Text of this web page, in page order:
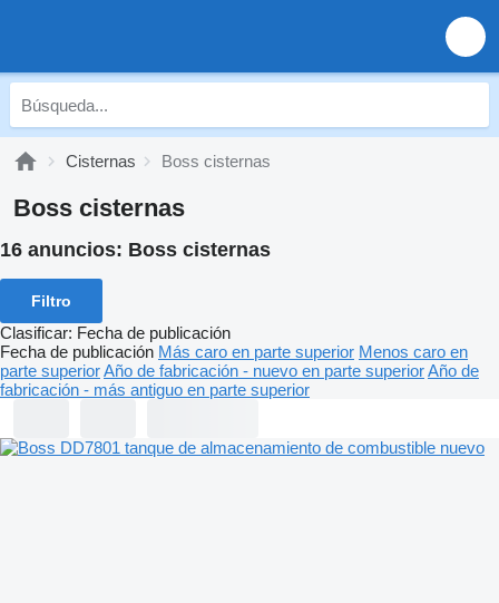
Cisternas Boss cisternas
Boss cisternas
16 anuncios: Boss cisternas
Filtro
Clasificar: Fecha de publicación
Fecha de publicación Más caro en parte superior Menos caro en
parte superiorAño de fabricación - nuevo en parte superiorAño de
fabricación - más antiguo en parte superior